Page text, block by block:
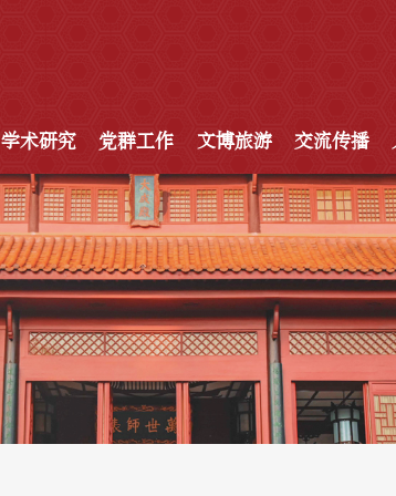
学术研究 党群工作 文博旅游 交流传播